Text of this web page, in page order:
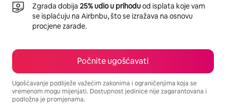
Zgrada dobija 25% udio u prihoduod isplata koje vam
se isplaćuju na Airbnbu, što se izražava na osnovu
procjene zarade.
Počnite ugošćavati
Ugošćavanje podliježe važećim zakonima i ograničenjima koja se
vremenom mogu mijenjati. Dostupnost jedinice nije zagarantovana i
podložna je promjenama.